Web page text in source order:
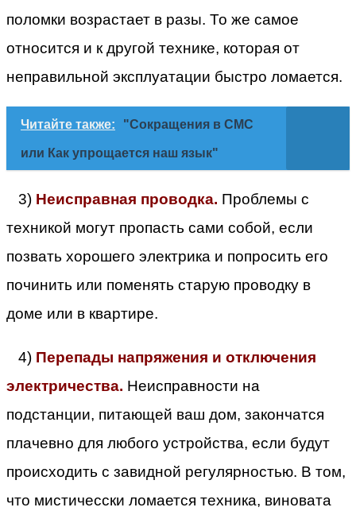
поломки возрастает в разы. То же самое
относится и к другой технике, которая от
неправильной эксплуатации быстро ломается.
Читайте также: "Сокращения в СМС
или Как упрощается наш язык"
3) Неисправная проводка. Проблемы с
техникой могут пропасть сами собой, если
позвать хорошего электрика и попросить его
починить или поменять старую проводку в
доме или в квартире.
4) Перепады напряжения и отключения
электричества. Неисправности на
подстанции, питающей ваш дом, закончатся
плачевно для любого устройства, если будут
происходить с завидной регулярностью. В том,
что мистичесски ломается техника, виновата